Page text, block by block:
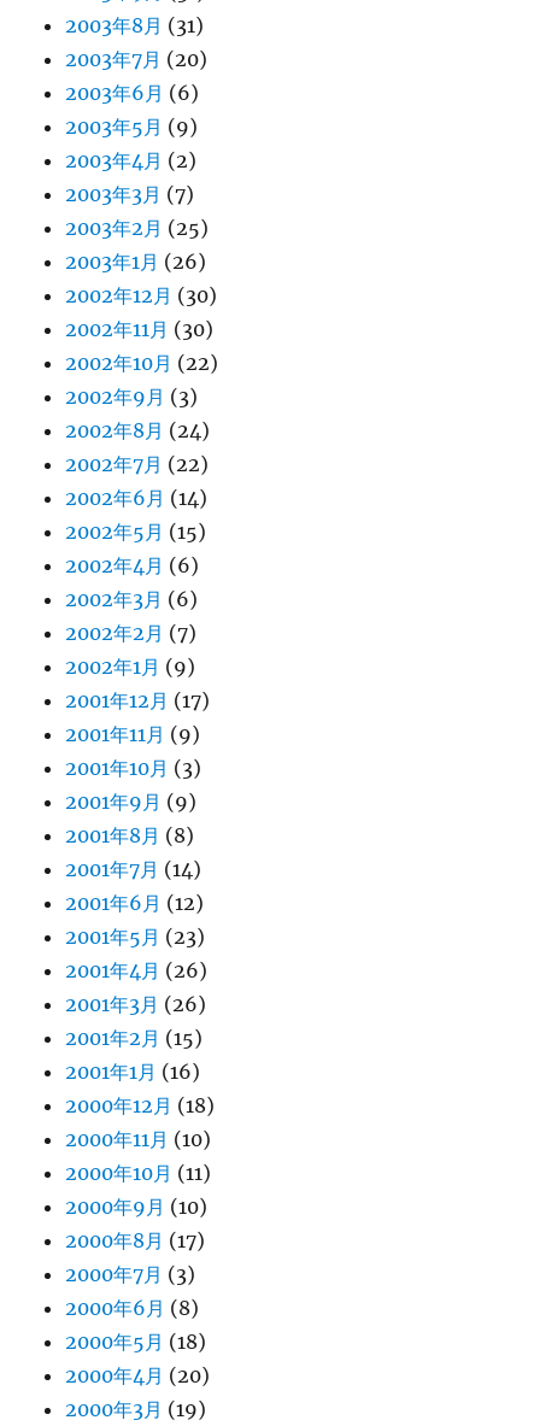
2003年8月 (31)
2003年7月 (20)
2003年6月 (6)
2003年5月 (9)
2003年4月 (2)
2003年3月 (7)
2003年2月 (25)
2003年1月 (26)
2002年12月 (30)
2002年11月 (30)
2002年10月 (22)
2002年9月 (3)
2002年8月 (24)
2002年7月 (22)
2002年6月 (14)
2002年5月 (15)
2002年4月 (6)
2002年3月 (6)
2002年2月 (7)
2002年1月 (9)
2001年12月 (17)
2001年11月 (9)
2001年10月 (3)
2001年9月 (9)
2001年8月 (8)
2001年7月 (14)
2001年6月 (12)
2001年5月 (23)
2001年4月 (26)
2001年3月 (26)
2001年2月 (15)
2001年1月 (16)
2000年12月 (18)
2000年11月 (10)
2000年10月 (11)
2000年9月 (10)
2000年8月 (17)
2000年7月 (3)
2000年6月 (8)
2000年5月 (18)
2000年4月 (20)
2000年3月 (19)